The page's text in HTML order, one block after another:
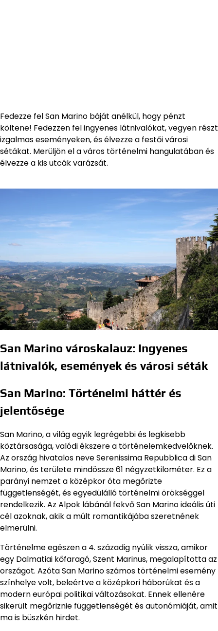
Fedezze fel San Marino báját anélkül, hogy pénzt
költene! Fedezzen fel ingyenes látnivalókat, vegyen részt
izgalmas eseményeken, és élvezze a festői városi
sétákat. Merüljön el a város történelmi hangulatában és
élvezze a kis utcák varázsát.
San Marino városkalauz: Ingyenes
látnivalók, események és városi séták
San Marino: Történelmi háttér és
jelentősége
San Marino, a világ egyik legrégebbi és legkisebb
köztársasága, valódi ékszere a történelemkedvelőknek.
Az ország hivatalos neve Serenissima Repubblica di San
Marino, és területe mindössze 61 négyzetkilométer. Ez a
parányi nemzet a középkor óta megőrizte
függetlenségét, és egyedülálló történelmi örökséggel
rendelkezik. Az Alpok lábánál fekvő San Marino ideális úti
cél azoknak, akik a múlt romantikájába szeretnének
elmerülni.
Történelme egészen a 4. századig nyúlik vissza, amikor
egy Dalmatiai kőfaragó, Szent Marinus, megalapította az
országot. Azóta San Marino számos történelmi esemény
színhelye volt, beleértve a középkori háborúkat és a
modern európai politikai változásokat. Ennek ellenére
sikerült megőriznie függetlenségét és autonómiáját, amit
ma is büszkén hirdet.